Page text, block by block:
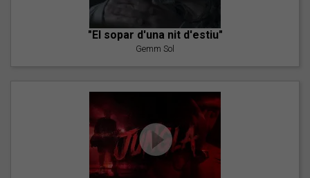
"El sopar d'una nit d'estiu"
Gemm Sol